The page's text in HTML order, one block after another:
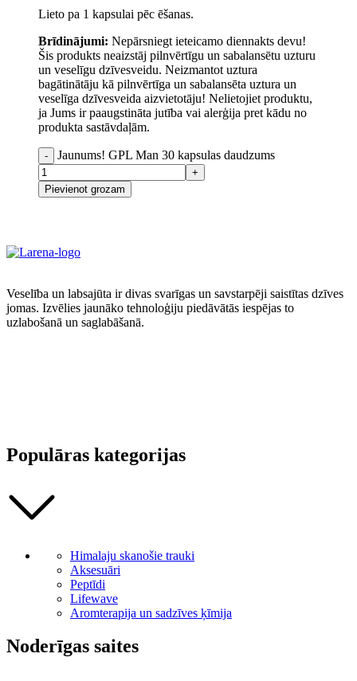
Lieto pa 1 kapsulai pēc ēšanas.
Brīdinājumi: Nepārsniegt ieteicamo diennakts devu!
Šis produkts neaizstāj pilnvērtīgu un sabalansētu uzturu
un veselīgu dzīvesveidu. Neizmantot uztura
bagātinātāju kā pilnvērtīga un sabalansēta uztura un
veselīga dzīvesveida aizvietotāju! Nelietojiet produktu,
ja Jums ir paaugstināta jutība vai alerģija pret kādu no
produkta sastāvdaļām.
Jaunums! GPL Man 30 kapsulas daudzums
Pievienot grozam
Veselība un labsajūta ir divas svarīgas un savstarpēji saistītas dzīves
jomas. Izvēlies jaunāko tehnoloģiju piedāvātās iespējas to
uzlabošanā un saglabāšanā.
Populāras kategorijas
Himalaju skanošie trauki
Aksesuāri
Peptīdi
Lifewave
Aromterapija un sadzīves ķīmija
Noderīgas saites